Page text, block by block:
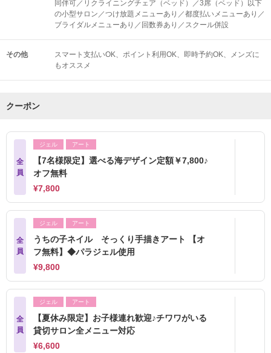
同伴可／リクライニングチェア（ベッド）／3席（ベッド）以下
の小型サロン／つけ放題メニューあり／都度払いメニューあり／
ブライダルメニューあり／回数券あり／スクール併設
その他 スマート支払いOK ポイント利用OK 即時予約OK
メンズに
もオススメ
クーポン
全
員
ジェル アート
【7名様限定】選べる海デザイン定額￥7,800♪
オフ無料
¥7,800
全
員
ジェル アート
うちの子ネイル そっくり手描きアート 【オ
フ無料】◆パラジェル使用
¥9,800
全
員
ジェル アート
【夏休み限定】お子様連れ歓迎♪チワワがいる
貸切サロン全メニュー対応
¥6,600